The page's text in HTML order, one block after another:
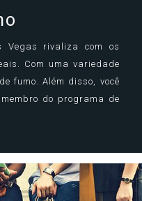
Vegas rivaliza com os
Com uma variedade
fumo. Além disso, você
do programa de